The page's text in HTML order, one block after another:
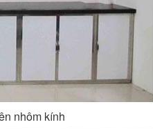
nhôm kính